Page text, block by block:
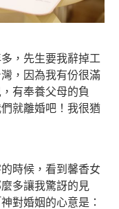
，先生要我辭掉工
，因為我有份很滿
有奉養父母的負
就離婚吧！我很猶
時候，看到馨香女
多讓我驚訝的見
對婚姻的心意是：